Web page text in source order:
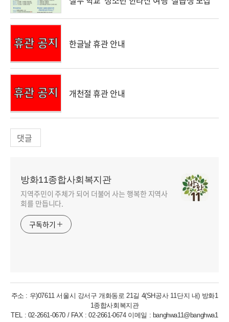
한글날 휴관 안내
개천절 휴관 안내
댓글
방화11종합사회복지관
지역주민이 주체가 되어 더불어 사는 행복한 지역사
회를 만듭니다.
구독하기
주소 : 우)07611 서울시 강서구 개화동로 21길 4(SH공사 11단지 내) 방화1
1종합사회복지관
TEL : 02-2661-0670 / FAX : 02-2661-0674 이메일 : banghwa11@banghwa1